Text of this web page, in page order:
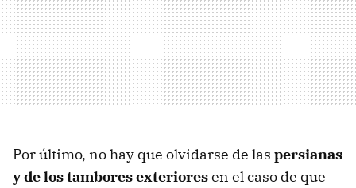
Por último, no hay que olvidarse de las persianas
y de los tambores exterioresen el caso de que